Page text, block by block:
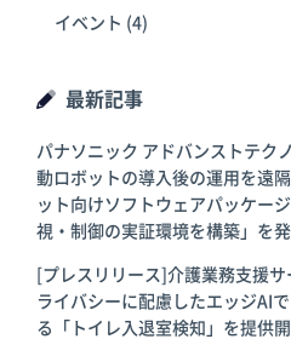
イベント (4)
最新記事
パナソニック アドバンストテク
動ロボットの導入後の運用を遠
ット向けソフトウェアパッケー
視・制御の実証環境を構築」を
[プレスリリース]介護業務支援
ライバシーに配慮したエッジAI
る「トイレ入退室検知」を提供